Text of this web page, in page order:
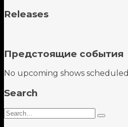
Releases
Предстоящие события
No upcoming shows scheduled
Search
Search
for:
Type